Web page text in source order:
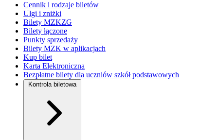
Cennik i rodzaje biletów
Ulgi i zniżki
Bilety MZKZG
Bilety łączone
Punkty sprzedaży
Bilety MZK w aplikacjach
Kup bilet
Karta Elektroniczna
Bezpłatne bilety dla uczniów szkół podstawowych
Kontrola biletowa